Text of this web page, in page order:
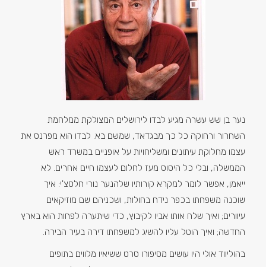
נער בן שש עשרה מגיע לבדו לירושלים המצולקת ממלחמת
השחרור ורחוקה כל כך מבגדאד, שמשם בא. לבדו הוא מפרנס את
עצמו מחלוקת עיתונים ומשליחויות על אופניים במשרד ראש
הממשלה, ובלי כל היסוס מעז לחלום לעצמו חיים אחרים. לא
ייאמן, אפשר לומר למקרא קורותיו שלהנער נורי חלסצ'י: איך
שוכנה משפחתו בכפר נידח בחולות, ושכניהם שם מוזיקאים
עיוורים; ואיך שלח אותו אביו לקיבוץ, כדי שיתערה לפחות הוא בארץ
החדשה; ואיך הוטל עליו להשיג למשפחתו דירה בעיר הבירה.
בהוליווד אולי היו עושים מסיפורו סרט ששיאיו מלווים בתופים